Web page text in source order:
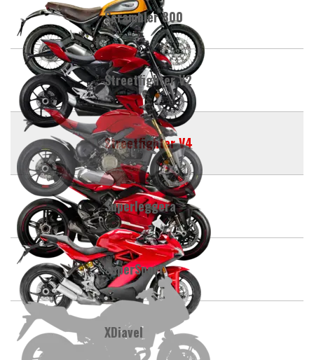
Scrambler 800
Streetfighter V2
Streetfighter V4
Superleggera
SuperSport
XDiavel